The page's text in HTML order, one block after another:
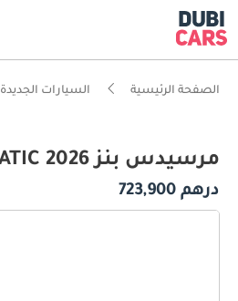
الصفحة الرئيسية السيارات الجديدة
مرسيدس بنز EQS 580 4MATIC 2026
درهم 723,900